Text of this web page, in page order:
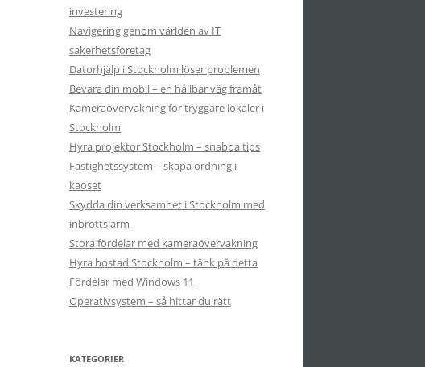
investering
Navigering genom världen av IT
säkerhetsföretag
Datorhjälp i Stockholm löser problemen
Bevara din mobil – en hållbar väg framåt
Kameraövervakning för tryggare lokaler i
Stockholm
Hyra projektor Stockholm – snabba tips
Fastighetssystem – skapa ordning i
kaoset
Skydda din verksamhet i Stockholm med
inbrottslarm
Stora fördelar med kameraövervakning
Hyra bostad Stockholm – tänk på detta
Fördelar med Windows 11
Operativsystem – så hittar du rätt
KATEGORIER